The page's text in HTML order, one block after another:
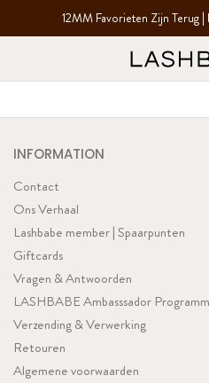
Ga naar content12MM Favorieten Zijn Terug
INFORMATION
Contact
Ons Verhaal
Lashbabe member | Spaarpunten
Giftcards
Vragen & Antwoorden
LASHBABE Ambasssador
Verzending & Verwerking
Retouren
Algemene voorwaarden